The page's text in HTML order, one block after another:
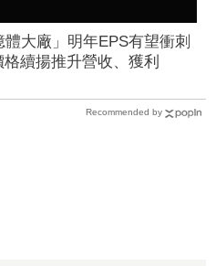
大廠」明年EPS有望衝刺
續揚推升營收、獲利
Recommended by